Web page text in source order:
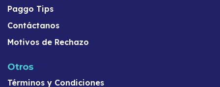
Paggo Tips
Contáctanos
Motivos de Rechazo
Otros
Términos y Condiciones